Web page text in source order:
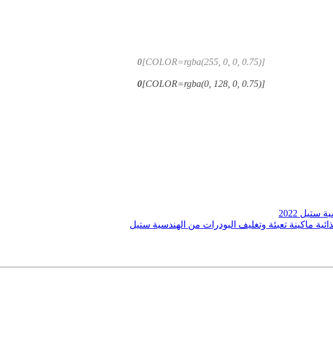
[COLOR=rgba(255, 0, 0, 0.75)]
0
[COLOR=rgba(0, 128, 0, 0.75)]
0
2022
ماكينة تعبئة وتغليف البودرات من الهندسية ستيل